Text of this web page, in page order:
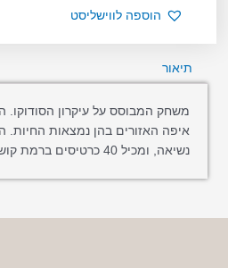
הוספה לווישליסט
תיאור
משחק המבוסס על עיקרון הסודוקו.
איפה האזורים בהן נמצאות
נשיאה, ומכיל 40 כרטיסים ברמת קושי עולה.ֶ